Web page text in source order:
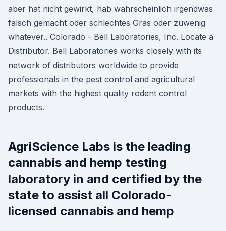
aber hat nicht gewirkt, hab wahrscheinlich irgendwas
falsch gemacht oder schlechtes Gras oder zuwenig
whatever.. Colorado - Bell Laboratories, Inc. Locate a
Distributor. Bell Laboratories works closely with its
network of distributors worldwide to provide
professionals in the pest control and agricultural
markets with the highest quality rodent control
products.
AgriScience Labs is the leading
cannabis and hemp testing
laboratory in and certified by the
state to assist all Colorado-
licensed cannabis and hemp